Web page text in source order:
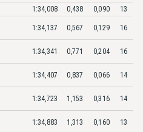
1:34,008 0,438 0,090 13
1:34,137 0,567 0,129 16
1:34,341 0,771 0,204 16
1:34,407 0,837 0,066 14
1:34,723 1,153 0,316 14
1:34,883 1,313 0,160 13